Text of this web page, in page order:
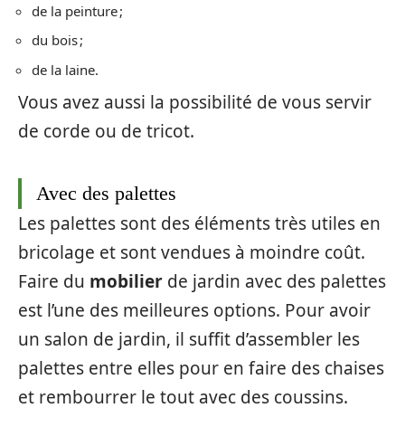
de la peinture ;
du bois ;
de la laine.
Vous avez aussi la possibilité de vous servir
de corde ou de tricot.
Avec des palettes
Les palettes sont des éléments très utiles en
bricolage et sont vendues à moindre coût.
Faire du mobilier de jardin avec des palettes
est l’une des meilleures options. Pour avoir
un salon de jardin, il suffit d’assembler les
palettes entre elles pour en faire des chaises
et rembourrer le tout avec des coussins.